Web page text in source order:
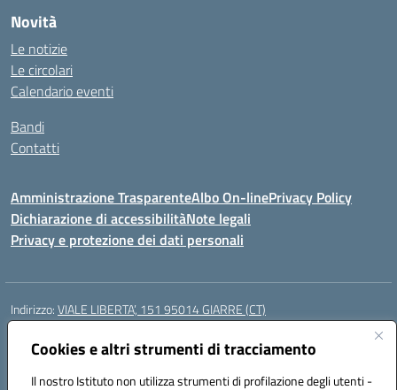
Cookies e altri strumenti di tracciamento
Il nostro Istituto non utilizza strumenti di profilazione degli utenti -
Novità
Le notizie
Le circolari
Calendario eventi
Bandi
Contatti
Amministrazione TrasparenteAlbo On-linePrivacy Policy
Dichiarazione di accessibilitàNote legali
Privacy e protezione dei dati personali
Indirizzo:VIALE LIBERTA’, 151 95014 GIARRE (CT)
Centralino:
Posta elettronica certificata (PEC):ctmm151004@pec.istruzione.it
Codice fiscale: 92032760875